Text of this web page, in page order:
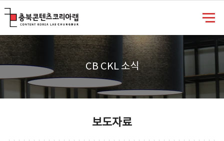
CB CKL 소식
보도자료